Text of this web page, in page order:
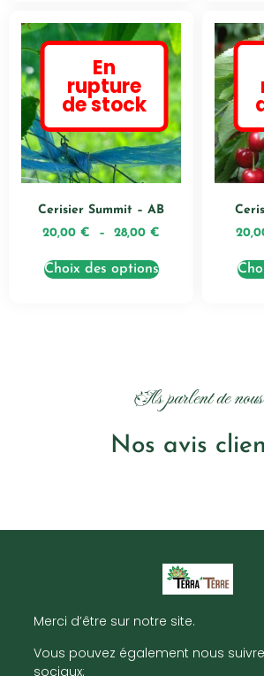
En
rupture
de stock
Cerisier Summit – AB
20,00 € – 28,00 €
Choix des options
Ils parlent de nous
Nos avis
Merci d’être sur notre site.
Vous pouvez également nous
sociaux: